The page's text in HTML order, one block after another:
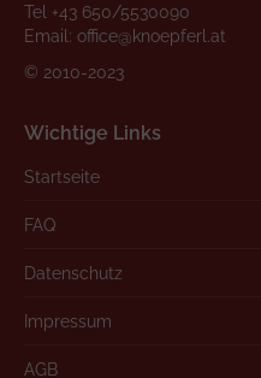
Tel +43 650/5530090
Email: office@knoepferl.at
© 2010-2023
Wichtige Links
Startseite
FAQ
Datenschutz
Impressum
AGB